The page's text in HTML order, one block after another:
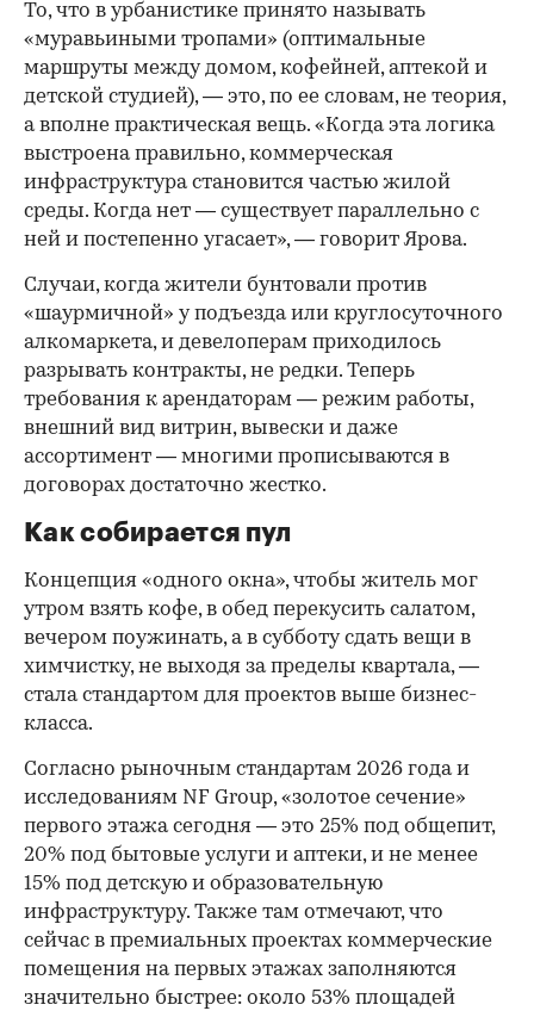
То, что в урбанистике принято называть
«муравьиными тропами» (оптимальные
маршруты между домом, кофейней, аптекой и
детской студией), — это, по ее словам, не теория,
а вполне практическая вещь. «Когда эта логика
выстроена правильно, коммерческая
инфраструктура становится частью жилой
среды. Когда нет — существует параллельно с
ней и постепенно угасает», — говорит Ярова.
Случаи, когда жители бунтовали против
«шаурмичной» у подъезда или круглосуточного
алкомаркета, и девелоперам приходилось
разрывать контракты, не редки. Теперь
требования к арендаторам — режим работы,
внешний вид витрин, вывески и даже
ассортимент — многими прописываются в
договорах достаточно жестко.
Как собирается пул
Концепция «одного окна», чтобы житель мог
утром взять кофе, в обед перекусить салатом,
вечером поужинать, а в субботу сдать вещи в
химчистку, не выходя за пределы квартала, —
стала стандартом для проектов выше бизнес-
класса.
Согласно рыночным стандартам 2026 года и
исследованиям NF Group, «золотое сечение»
первого этажа сегодня — это 25% под общепит,
20% под бытовые услуги и аптеки, и не менее
15% под детскую и образовательную
инфраструктуру. Также там отмечают, что
сейчас в премиальных проектах коммерческие
помещения на первых этажах заполняются
значительно быстрее: около 53% площадей